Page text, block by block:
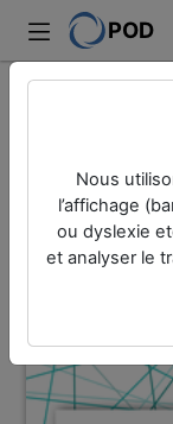
POD
1 vidéo
Audio
Direction de tri
00:02:42
Nous
l’affichage
ou dyslexie
et analyser le